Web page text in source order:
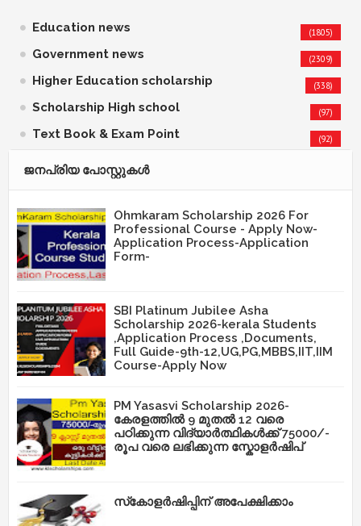
Education news (1805)
Government news (2309)
Higher Education scholarship (338)
Scholarship High school (97)
Text Book & Exam Point (92)
ജനപ്രിയ പോസ്റ്റുകള്‍‌
Ohmkaram Scholarship 2026 For
Professional Course - Apply Now-
Application Process-Application
Form-
SBI Platinum Jubilee Asha
Scholarship 2026-kerala Students
,Application Process ,Documents,
Full Guide-9th-12,UG,PG,MBBS,IIT,IIM
Course-Apply Now
PM Yasasvi Scholarship 2026-
കേരളത്തിൽ 9 മുതൽ 12 വരെ
പഠിക്കുന്ന വിദ്യാർത്ഥികൾക്ക് 75000/-
രൂപ വരെ ലഭിക്കുന്ന സ്കോളർഷിപ്
സ്‌കോളർഷിപ്പിന് അപേക്ഷിക്കാം